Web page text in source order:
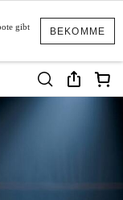
BEKOMME
gibt